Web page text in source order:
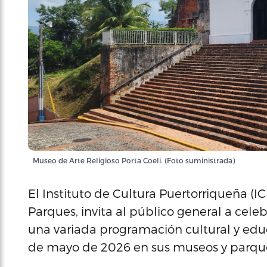
Museo de Arte Religioso Porta Coeli. (Foto suministrada)
El Instituto de Cultura Puertorriqueña
Parques, invita al público general a
una variada programación cultural y
de mayo de 2026 en sus museos y